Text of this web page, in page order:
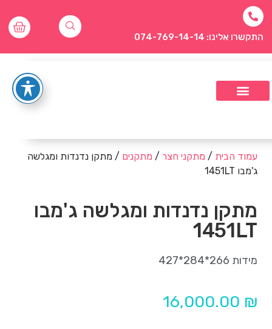
התקשרו אלינו: 074-769-14-14
עמוד הבית / מתקני חצר / מתקנים / מתקן נדנדות ומגלשה
ג'מבו 1451LT
מתקן נדנדות ומגלשה ג'מבו
1451LT
מידות 266*284*427
16,000.00 ₪